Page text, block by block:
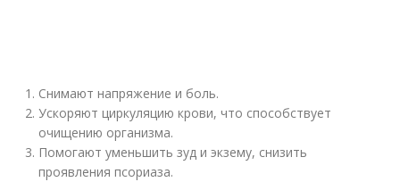
Снимают напряжение и боль.
Ускоряют циркуляцию крови, что способствует
очищению организма.
Помогают уменьшить зуд и экзему, снизить
проявления псориаза.